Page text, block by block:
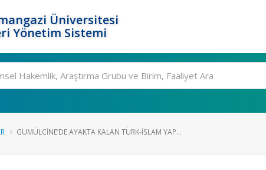
Üniversitesi
Yönetim Sistemi
GÜMÜLCINE’DE AYAKTA KALAN TÜRK-İSLAM YAP...